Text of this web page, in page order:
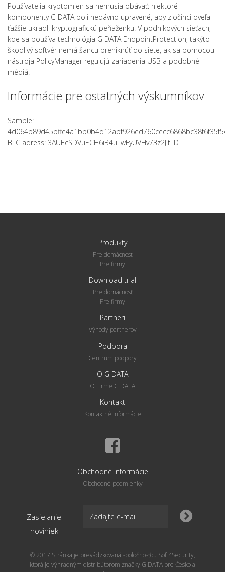
Používatelia kryptomien sa nemusia obávať: niektoré
komponenty G DATA boli nedávno upravené, aby zločinci oveľa
ťažšie ukradli kryptografickú peňaženku. V podnikových sieťach,
kde sa používa technológia G DATA EndpointProtection, takýto
škodlivý softvér nemá šancu preniknúť do siete, ak sa pomocou
nástroja PolicyManager regulujú zariadenia USB a podobné
médiá.
Informácie pre ostatných výskumníkov
Sample:
BTC adress: 3AUEcSDVuECH6iB4uTwFyUVHv73z2JitTD
Produkty
Pre domácnosť
Pre firmy
Download trial
Pre domácnosť
Pre firmy
Partneri
Výhody partnerov
Podpora
Centrum podpory
O G DATA
O Firme G DATA
Kontakt
Kontaktné informácie
Obchodné informácie
Obchodné podmienky
Zasielanie
noviniek
© 2017 Stránka je prevádzkovaná spoločnosťou Soft4Security,
ktorá je výhradným distribútorom značky G DATA pre Česko a